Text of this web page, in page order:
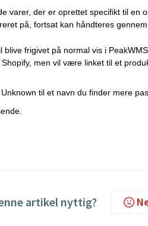
varer, der er oprettet specifikt til en
på, fortsat kan håndteres gennem
frigivet på normal vis i
men vil være linket til et
til et navn du finder mere
artikel nyttig?